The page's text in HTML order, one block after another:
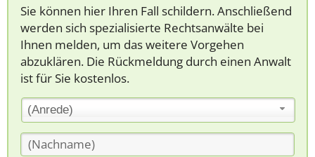
Sie können hier Ihren Fall schildern. Anschließend
werden sich spezialisierte Rechtsanwälte bei
Ihnen melden, um das weitere Vorgehen
abzuklären. Die Rückmeldung durch einen Anwalt
ist für Sie kostenlos.
(Anrede)